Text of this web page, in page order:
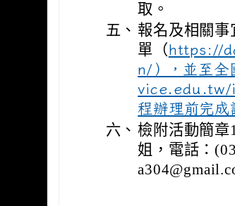
取。
五、 報名及相關
單（ https://
n/），並至
vice.edu.tw/
程辦理前完成
六、 檢附活動簡
姐，電話：